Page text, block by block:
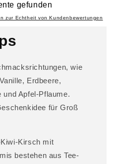
gefunden
zur Echtheit von Kundenbewertungen
wie
Erdbeere,
Apfel-Pflaume.
für Groß
Kirsch mit
bestehen aus Tee-